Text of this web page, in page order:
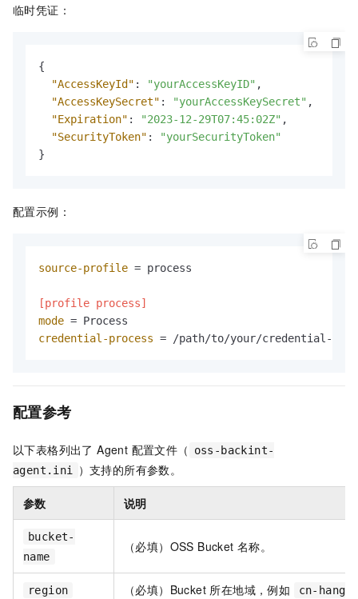
临时凭证：
{
"AccessKeyId" : "yourAccessKeyID" ,
"AccessKeySecret" : "yourAccessKeySecret" ,
"Expiration" : "2023-12-29T07:45:02Z" ,
"SecurityToken" :
"yourSecurityToken"
}
配置示例：
source-profile = process
[profile process]
mode
credential-process = /path/to/your/credential-
配置参考
以下表格列出了 Agent 配置文件（
oss-backint-
agent.ini
）支持的所有参数。
参数 说明
bucket-
name
（必填）OSS Bucket 名称。
region （必填）Bucket 所在地域，例如 cn-